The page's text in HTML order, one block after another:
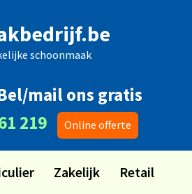
schoonmaak
mail ons gratis
219
Online offerte
Zakelijk Retail